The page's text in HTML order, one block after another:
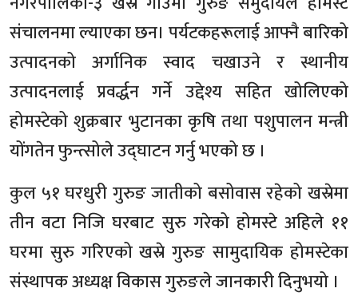
संचालनमा ल्याएका छन। पर्यटकहरूलाई आफ्नै बारिको
उत्पादनको अर्गानिक स्वाद चखाउने र स्थानीय
उत्पादनलाई प्रवर्द्धन गर्ने उद्देश्य सहित खोलिएको
होमस्टेको शुक्रबार भुटानका कृषि तथा पशुपालन मन्त्री
योंगतेन फुन्त्सोले उद्घाटन गर्नु भएको छ ।
कुल ५१ घरधुरी गुरुङ जातीको बसोवास रहेको खस्रेमा
तीन वटा निजि घरबाट सुरु गरेको होमस्टे अहिले ११
घरमा सुरु गरिएको खस्रे गुरुङ सामुदायिक होमस्टेका
संस्थापक अध्यक्ष विकास गुरुङले जानकारी दिनुभयो ।